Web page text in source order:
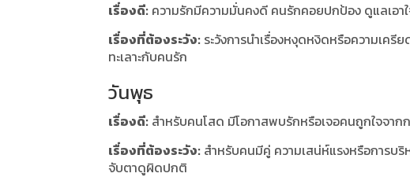
เรื่องดี: ความรักมีความมั่นคงดี คนรักคอยปกป้อง ดูแลเอา
เรื่องที่ต้องระวัง: ระวังการนำเรื่องหงุดหงิดหรือความเค
ทะเลาะกับคนรัก
วันพุธ
เรื่องดี: สำหรับคนโสด มีโอกาสพบรักหรือเจอคนถูกใจจาก
เรื่องที่ต้องระวัง: สำหรับคนมีคู่ ความเสน่ห์แรงหรือการบริ
จับตาดูผิดปกติ